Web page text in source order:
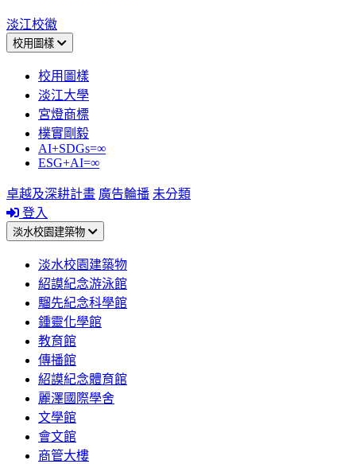
淡江校徽
校用圖樣
校用圖樣
淡江大學
宮燈商標
樸實剛毅
AI+SDGs=∞
ESG+AI=∞
卓越及深耕計畫 廣告輪播 未分類
登入
淡水校園建築物
淡水校園建築物
紹謨紀念游泳館
騮先紀念科學館
鍾靈化學館
教育館
傳播館
紹謨紀念體育館
麗澤國際學舍
文學館
會文館
商管大樓